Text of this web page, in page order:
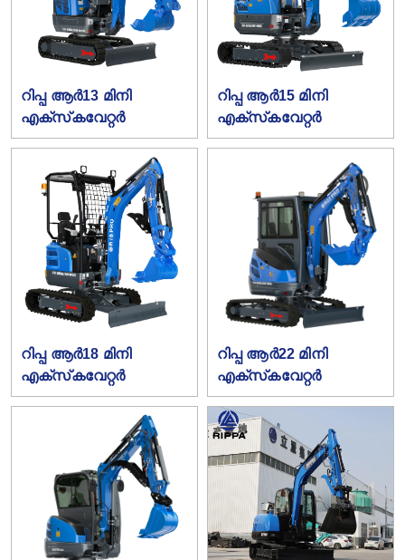
റിപ്പ ആർ13 മിനി
എക്‌സ്‌കവേറ്റർ
റിപ്പ ആർ15 മിനി
എക്‌സ്‌കവേറ്റർ
റിപ്പ ആർ18 മിനി
എക്‌സ്‌കവേറ്റർ
റിപ്പ ആർ22 മിനി
എക്‌സ്‌കവേറ്റർ